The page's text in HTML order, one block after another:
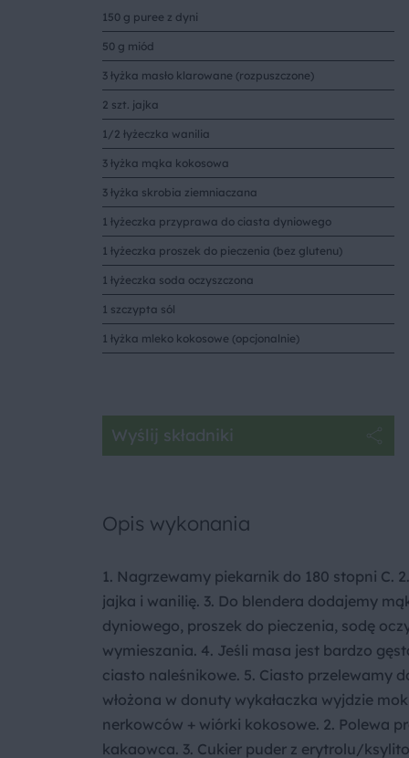
150 g puree z dyni
50 g miód
3 łyżka masło klarowane (rozpuszczone)
2 szt. jajka
1/2 łyżeczka wanilia
3 łyżka mąka kokosowa
3 łyżka skrobia ziemniaczana
1 łyżeczka przyprawa do ciasta dyniowego
1 łyżeczka proszek do pieczenia (bez glutenu)
1 łyżeczka soda oczyszczona
1 szczypta sól
1 łyżka mleko kokosowe (opcjonalnie)
Wyślij składniki
Opis wykonania
1. Nagrzewamy piekarnik do 180 stopni C.
jajka i wanilię. 3. Do blendera dodajemy
dyniowego, proszek do pieczenia, sodę
wymieszania. 4. Jeśli masa jest bardzo
ciasto naleśnikowe. 5. Ciasto przelewamy
włożona w donuty wykałaczka wyjdzie
nerkowców + wiórki kokosowe. 2. Polewa
kakaowca. 3. Cukier puder z erytrolu/